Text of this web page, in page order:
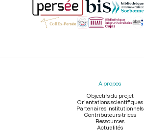
Menu
À propos
Objectifs du projet
Orientations scientifiques
Partenaires institutionnels
Contributeurs-trices
Ressources
Actualités